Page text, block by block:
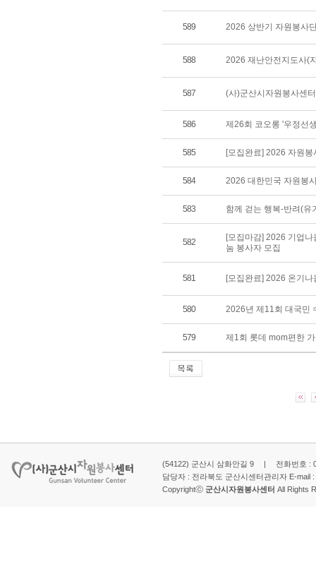
589 2026 상반기 자원봉사
588 2026 재난안전지도사(
587 (사)군산시자원봉사센
586 제26회 코오롱 '우정선
585 [모집완료] 2026 자원
584 2026 대한민국 자원봉
583 함께 걷는 행복-반려(유
582
[모집마감] 2026 기업
눔 봉사자 모집
581 [모집완료] 2026 온기
580 2026년 제11회 대국민
579 제1회 롯데 mom편한
(54122) 군산시 삼화안길 9 | 전화번호 :
담당자 : 전라북도 군산시센터관리자 E-mail :
Copyrightⓒ 군산시자원봉사센터 All Rights